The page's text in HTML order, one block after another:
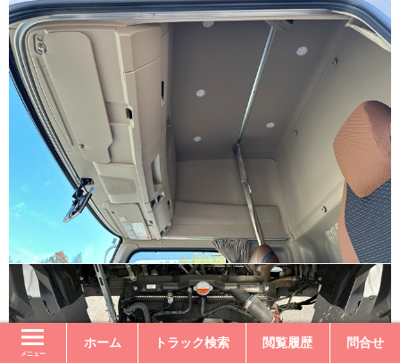
メニュー
ホーム トラック検索 閲覧履歴 問合せ